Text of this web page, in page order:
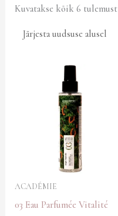
Kuvatakse kõik 6 tulemust
ACADÉMIE
03 Eau Parfumée Vitalité